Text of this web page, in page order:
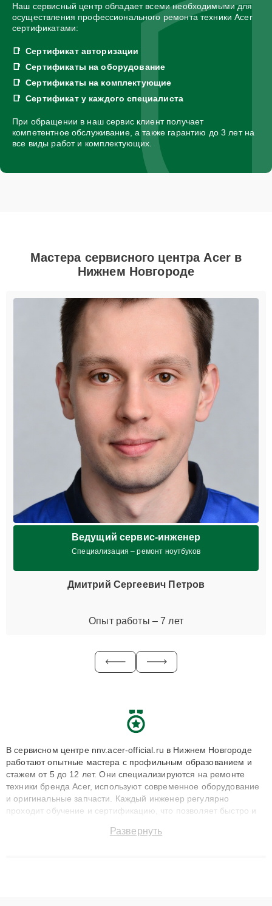
Наш сервисный центр обладает всеми необходимыми для
осуществления профессионального ремонта техники Acer
сертификатами:
Сертификат авторизации
Сертификаты на оборудование
Сертификаты на комплектующие
Сертификат у каждого специалиста
При обращении в наш сервис клиент получает
компетентное обслуживание, а также гарантию до 3 лет на
все виды работ и комплектующих.
Мастера сервисного центра Acer в
Нижнем Новгороде
Ведущий сервис-инженер
Специализация – ремонт ноутбуков
Дмитрий Сергеевич Петров
Опыт работы – 7 лет
В сервисном центре nnv.acer-official.ru в Нижнем Новгороде
работают опытные мастера с профильным образованием и
стажем от 5 до 12 лет. Они специализируются на ремонте
техники бренда Acer, используют современное оборудование
и оригинальные запчасти. Каждый инженер регулярно
проходит обучение и сертификацию, что позволяет быстро и
сохранением гарантии до 3 лет. Наши мастера решают
Развернуть